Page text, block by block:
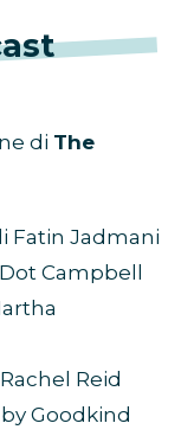
di The
Fatin Jadmani
Campbell
Reid
Goodkind